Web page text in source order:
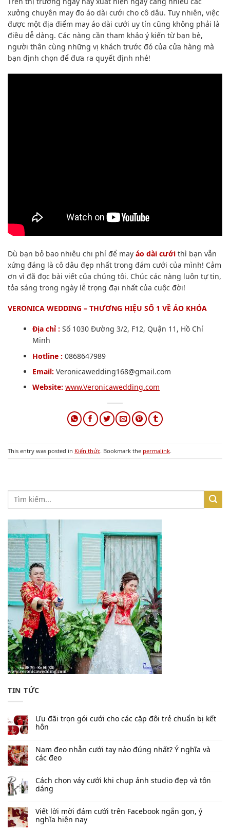
xưởng chuyên may đo áo dài cưới cho cô dâu. Tuy nhiên, việc
được một địa điểm may áo dài cưới uy tín cũng không phải là
điều dễ dàng. Các nàng cần tham khảo ý kiến từ bạn bè,
người thân cùng những vị khách trước đó của cửa hàng mà
bạn định chọn để đưa ra quyết định nhé!
Dù bạn bỏ bao nhiêu chi phí để may áo dài cưới thì bạn vẫn
xứng đáng là cô dâu đẹp nhất trong đám cưới của mình! Cảm
ơn vì đã đọc bài viết của chúng tôi. Chúc các nàng luôn tự tin,
tỏa sáng trong ngày lễ trọng đại nhất của cuộc đời!
VERONICA WEDDING – THƯƠNG HIỆU SỐ 1 VỀ ÁO KHỎA
Địa chỉ :Số 1030 Đường 3/2, F12, Quận 11, Hồ Chí
Minh
Hotline : 0868647989
Email:Veronicawedding168@gmail.com
Website: www.Veronicawedding.com
This entry was posted in Kiến thức . Bookmark the permalink
TIN TỨC
Ưu đãi trọn gói cưới cho các cặp đôi trẻ chuẩn bị kết
hôn
Nam đeo nhẫn cưới tay nào đúng nhất​? Ý nghĩa và
các đeo
Cách chọn váy cưới khi chụp ảnh studio đẹp và tôn
dáng
Viết lời mời đám cưới trên Facebook​ ngắn gọn, ý
nghĩa hiện nay